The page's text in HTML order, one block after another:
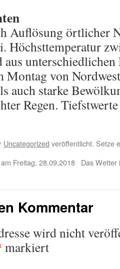
Auflösung örtlicher
Höchsttemperatur
aus
Montag von
auch starke
Regen.
Uncategorized veröffentlicht. Setze
Freitag, 28.09.2018 Das Wetter
Kommentar
wird nicht
markiert